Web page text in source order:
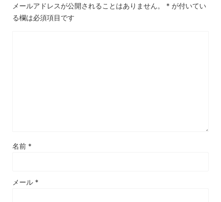
メールアドレスが公開されることはありません。 * が付いてい
る欄は必須項目です
名前 *
メール *